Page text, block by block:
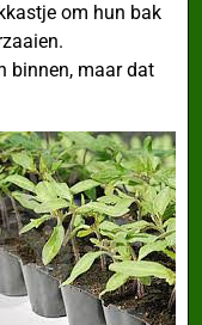
om hun bak
binnen, maar dat